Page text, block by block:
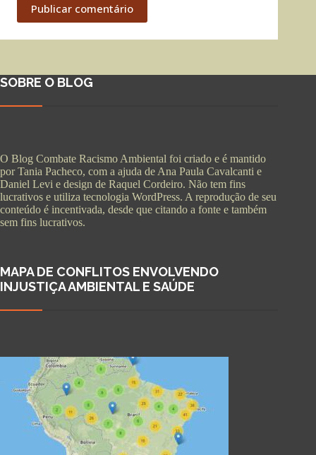
Publicar comentário
SOBRE O BLOG
O Blog Combate Racismo Ambiental foi criado e é mantido
por Tania Pacheco, com a ajuda de Ana Paula Cavalcanti e
Daniel Levi e design de Raquel Cordeiro. Não tem fins
lucrativos e utiliza tecnologia WordPress. A reprodução de seu
conteúdo é incentivada, desde que citando a fonte e também
sem fins lucrativos.
MAPA DE CONFLITOS ENVOLVENDO
INJUSTIÇA AMBIENTAL E SAÚDE